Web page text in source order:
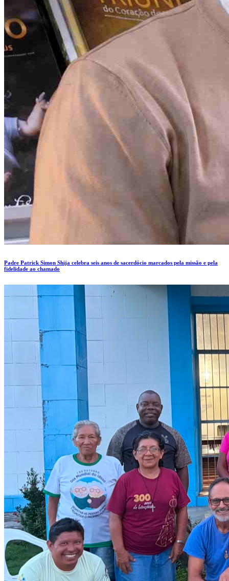
Padre Patrick Simon Shija celebra seis anos de sacerdócio marcados pela missão e pela
fidelidade ao chamado